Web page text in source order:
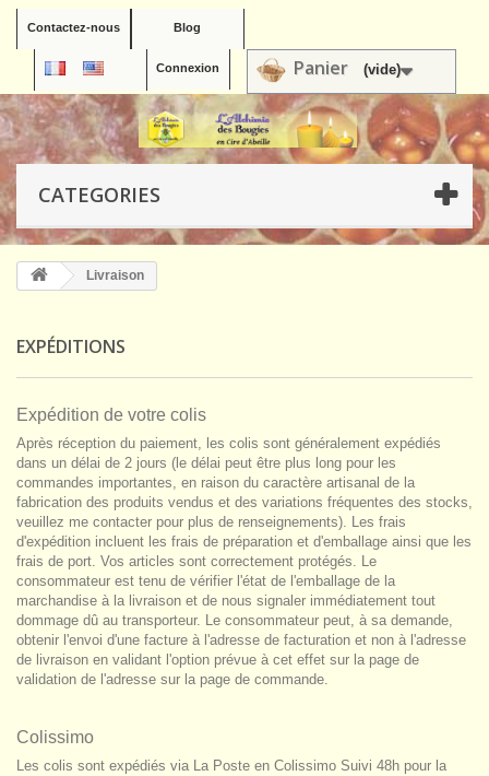
Contactez-nous Blog
Panier (vide)
Connexion
CATEGORIES
Livraison
EXPÉDITIONS
Expédition de votre colis
Après réception du paiement, les colis sont généralement expédiés
dans un délai de 2 jours (le délai peut être plus long pour les
commandes importantes, en raison du caractère artisanal de la
fabrication des produits vendus et des variations fréquentes des stocks,
veuillez me contacter pour plus de renseignements). Les frais
d'expédition incluent les frais de préparation et d'emballage ainsi que les
frais de port. Vos articles sont correctement protégés. Le
consommateur est tenu de vérifier l'état de l'emballage de la
marchandise à la livraison et de nous signaler immédiatement tout
dommage dû au transporteur. Le consommateur peut, à sa demande,
obtenir l'envoi d'une facture à l'adresse de facturation et non à l'adresse
de livraison en validant l'option prévue à cet effet sur la page de
validation de l'adresse sur la page de commande.
Colissimo
Les colis sont expédiés via La Poste en Colissimo Suivi 48h pour la